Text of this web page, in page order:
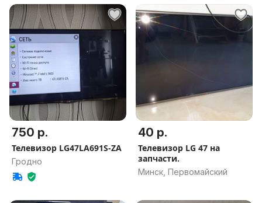
750 р.
Телевизор LG47LA691S-ZA
Гродно
40 р.
Телевизор LG 47 на
запчасти.
Минск, Первомайский